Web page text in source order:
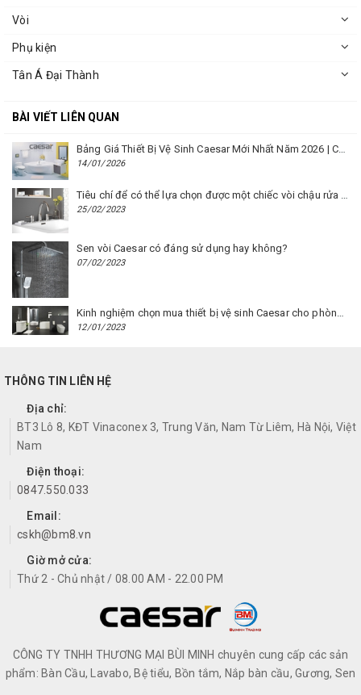
Vòi
Phụ kiện
Tân Á Đại Thành
BÀI VIẾT LIÊN QUAN
Bảng Giá Thiết Bị Vệ Sinh Caesar Mới Nhất Năm 2026 | Cập Nhật Liên Tục Tại BM8.VN
14/01/2026
25/02/2023
Sen vòi Caesar có đáng sử dụng hay không?
07/02/2023
12/01/2023
THÔNG TIN LIÊN HỆ
Địa chỉ:
BT3 Lô 8, KĐT Vinaconex 3, Trung Văn, Nam Từ Liêm, Hà Nội, Việt
Nam
Điện thoại:
0847.550.033
Email:
cskh@bm8.vn
Giờ mở cửa:
Thứ 2 - Chủ nhật / 08.00 AM - 22.00 PM
CÔNG TY TNHH THƯƠNG MẠI BÙI MINH chuyên cung cấp các sản
phẩm: Bàn Cầu, Lavabo, Bệ tiểu, Bồn tắm, Nắp bàn cầu, Gương, Sen